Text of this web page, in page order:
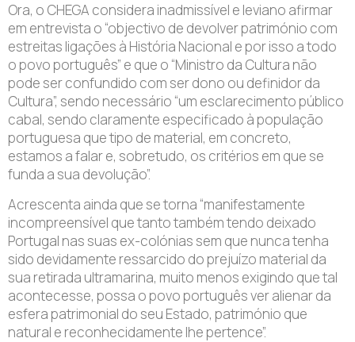
Ora, o CHEGA considera inadmissível e leviano afirmar
em entrevista o “objectivo de devolver património com
estreitas ligações à História Nacional e por isso a todo
o povo português” e que o “Ministro da Cultura não
pode ser confundido com ser dono ou definidor da
Cultura”, sendo necessário “um esclarecimento público
cabal, sendo claramente especificado à população
portuguesa que tipo de material, em concreto,
estamos a falar e, sobretudo, os critérios em que se
funda a sua devolução”.
Acrescenta ainda que se torna “manifestamente
incompreensível que tanto também tendo deixado
Portugal nas suas ex-colónias sem que nunca tenha
sido devidamente ressarcido do prejuízo material da
sua retirada ultramarina, muito menos exigindo que tal
acontecesse, possa o povo português ver alienar da
esfera patrimonial do seu Estado, património que
natural e reconhecidamente lhe pertence”.